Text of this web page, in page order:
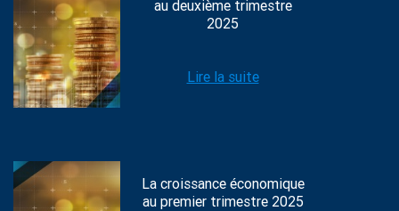
au deuxième trimestre
2025
Lire la suite
La croissance économique
au premier trimestre 2025